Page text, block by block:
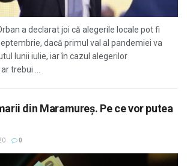
a declarat joi că alegerile locale pot fi
dacă primul val al pandemiei va
lunii iulie, iar în cazul alegerilor
trebui ...
din Maramureș. Pe ce vor putea
0